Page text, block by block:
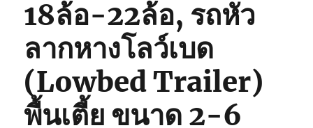
18ล้อ-22ล้อ, รถหัว
ลากหางโลว์เบด
(Lowbed Trailer)
พื้นเตี้ย ขนาด 2-6